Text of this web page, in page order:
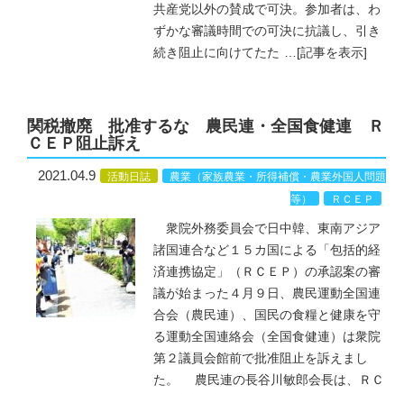
共産党以外の賛成で可決。参加者は、わ
ずかな審議時間での可決に抗議し、引き
続き阻止に向けてたた … [記事を表示]
関税撤廃 批准するな 農民連・全国食健連 Ｒ
ＣＥＰ阻止訴え
2021.04.9 活動日誌
農業（家族農業・所得補償・農業外国人問題
等）
ＲＣＥＰ
衆院外務委員会で日中韓、東南アジア
諸国連合など１５カ国による「包括的経
済連携協定」（ＲＣＥＰ）の承認案の審
議が始まった４月９日、農民運動全国連
合会（農民連）、国民の食糧と健康を守
る運動全国連絡会（全国食健連）は衆院
第２議員会館前で批准阻止を訴えまし
た。 農民連の長谷川敏郎会長は、ＲＣ